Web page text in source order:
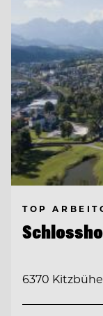
TOP
6370